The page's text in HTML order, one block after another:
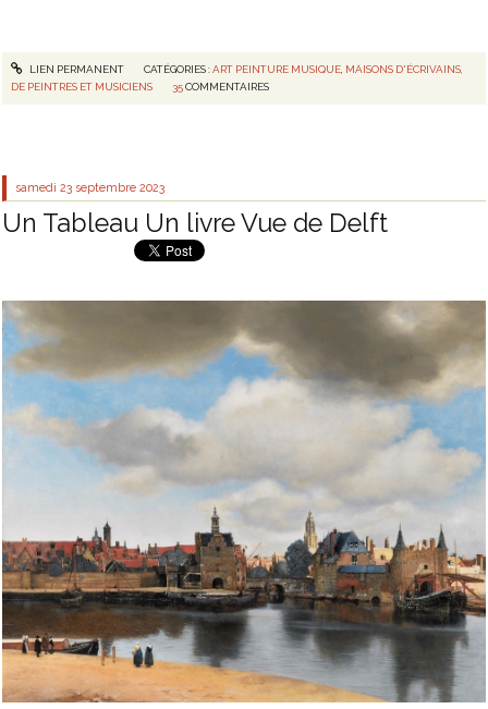
LIEN PERMANENT CATÉGORIES :ART PEINTURE MUSIQUE, MAISONS D'ÉCRIVAINS,
DE PEINTRES ET MUSICIENS
35 COMMENTAIRES
samedi 23 septembre 2023
Un Tableau Un livre Vue de Delft